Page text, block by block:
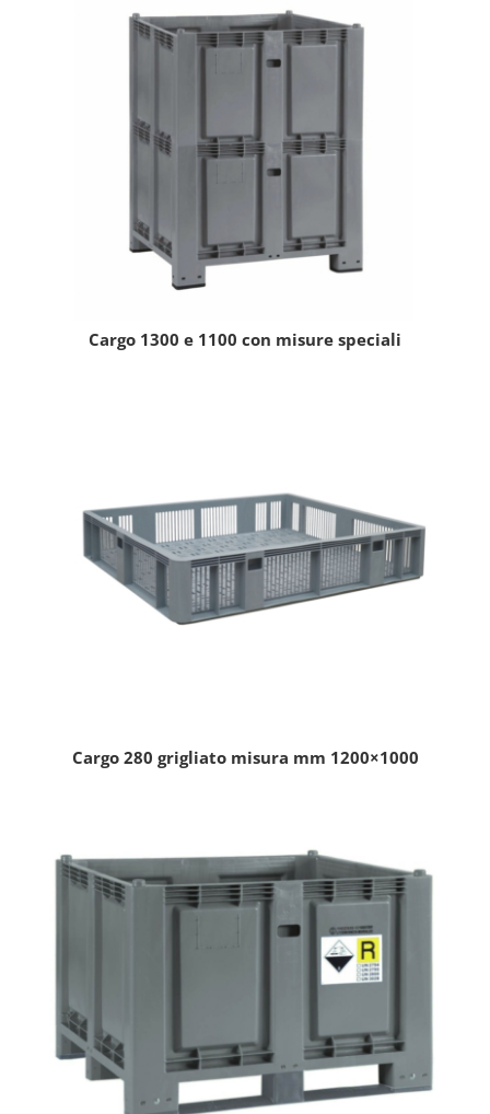
Cargo 1300 e 1100 con misure speciali
Cargo 280 grigliato misura mm 1200×1000